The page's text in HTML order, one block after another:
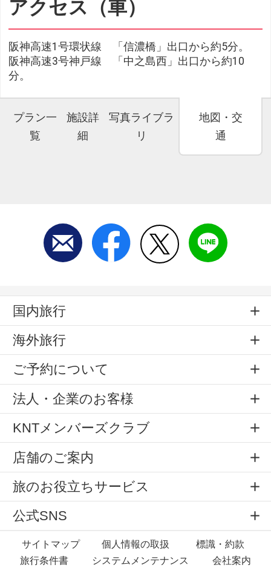
アクセス（車）
阪神高速1号環状線 「信濃橋」出口から約5分。
阪神高速3号神戸線 「中之島西」出口から約10
分。
プラン一
覧
施設詳
細
写真ライブラ
リ
地図・交
通
国内旅行
海外旅行
ご予約について
法人・企業のお客様
KNTメンバーズクラブ
店舗のご案内
旅のお役立ちサービス
公式SNS
サイトマップ 個人情報の取扱
標識・約款
旅行条件書
システムメンテナンス 会社案内